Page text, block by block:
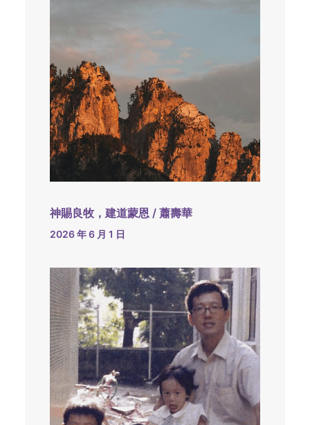
神賜良牧，建道蒙恩 / 蕭壽華
2026 年 6 月 1 日